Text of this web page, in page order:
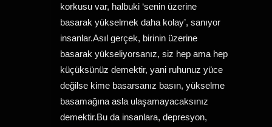
korkusu var, halbuki ‘senin üzerine
basarak yükselmek daha kolay’, sanıyor
insanlar.Asıl gerçek, birinin üzerine
basarak yükseliyorsanız, siz hep ama hep
küçüksünüz demektir, yani ruhunuz yüce
değilse kime basarsanız basın, yükselme
basamağına asla ulaşamayacaksınız
demektir.Bu da insanlara, depresyon,